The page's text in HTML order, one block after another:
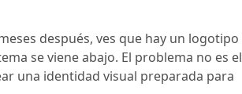
después, ves que hay un logotipo
se viene abajo. El problema no es el
una identidad visual preparada para